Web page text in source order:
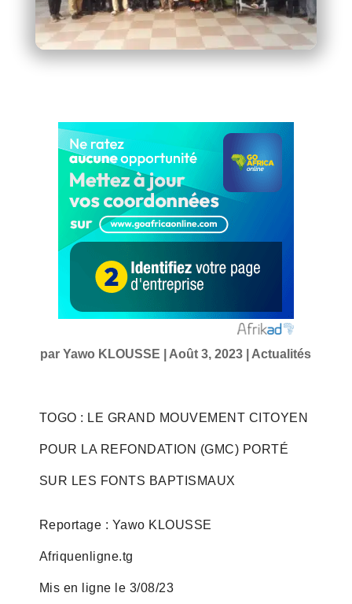
parYawo KLOUSSE Août 3, 2023 Actualités
TOGO : LE GRAND MOUVEMENT CITOYEN
POUR LA REFONDATION (GMC) PORTÉ
SUR LES FONTS BAPTISMAUX
Reportage : Yawo KLOUSSE
Afriquenligne.tg
Mis en ligne le 3/08/23